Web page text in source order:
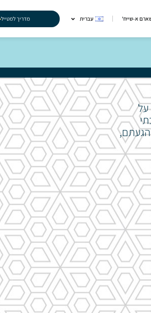
א-שייח' עברית מדריך למטייל
על
הגעתם,